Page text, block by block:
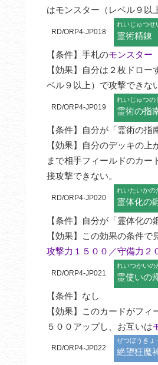
はモンスター（レベル９以
RD/ORP4-JP018
れいじゅつせ
霊術精錬
【条件】手札のモンスター
【効果】自分は２枚ドロ
ベル９以上）で攻撃できな
RD/ORP4-JP019
れいじゅつの
霊術の指
【条件】自分が「霊術の指
【効果】自分のデッキの
まで相手フィールドのカ
接攻撃できない。
RD/ORP4-JP020
れいたいかの
霊体化の
【条件】自分が「霊体化
【効果】この効果の条件
攻撃力１５００／守備力２
RD/ORP4-JP021
れいつかいの
霊使いの
【条件】なし
【効果】このカードがフ
５００アップし、お互いは
RD/ORP4-JP022
ぜつぼうきょ
絶望狂魔